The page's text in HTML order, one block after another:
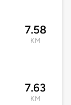
7.58
KM
7.63
KM